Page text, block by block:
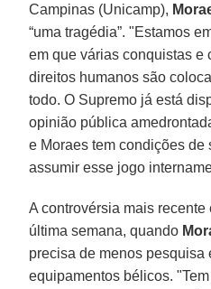
Campinas (Unicamp),
“uma tragédia”. "Estamos
em que várias conquistas e
direitos humanos são
todo. O Supremo já está
opinião pública
e Moraes tem condições de
assumir esse jogo
A controvérsia mais
última semana, quando
precisa de menos pesquisa
equipamentos bélicos.